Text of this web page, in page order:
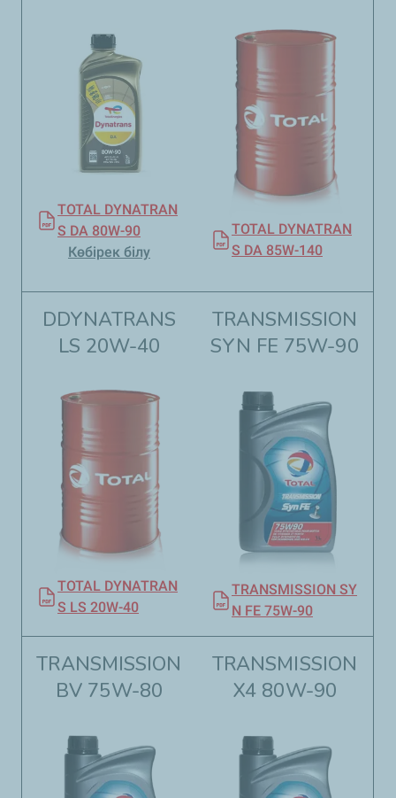
TOTAL DYNATRAN
S DA 80W-90
Көбірек білу
TOTAL DYNATRAN
S DA 85W-140
DDYNATRANS
LS 20W-40
TOTAL DYNATRAN
S LS 20W-40
TRANSMISSION
SYN FE 75W-90
TRANSMISSION SY
N FE 75W-90
TRANSMISSION
BV 75W-80
TRANSMISSION
X4 80W-90​​